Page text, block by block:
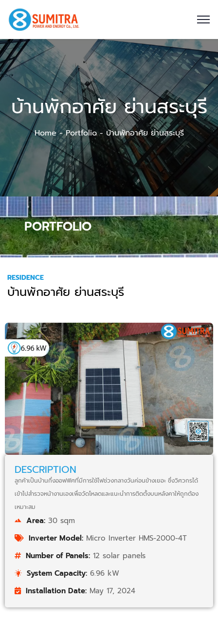
บ้านพักอาศัย ย่านสระบุรี
Home Portfolio บ้านพักอาศัย ย่านสระบุรี
PORTFOLIO
RESIDENCE
บ้านพักอาศัย ย่านสระบุรี
DESCRIPTION
ลูกค้าเป็นบ้านกึ่งออฟฟิศที่มีการใช้ไฟช่วงกลางวันค่อนข้างเยอะ ซึ่งวิศวกรได้
เข้าไปสำรวจหน้างานเองเพื่อวัดโหลดและแนะนำการติดตั้งบนหลังคาให้ถูกต้อง
เหมาะสม
Area: 30 sqm
Inverter Model: Micro Inverter HMS-2000-4T
Number of Panels: 12 solar panels
System Capacity: 6.96 kW
Installation Date: May 17, 2024